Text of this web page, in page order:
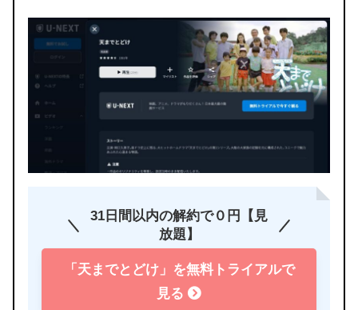
31日間以内の解約で０円【見
放題】
「天までとどけ」を無料トライアルで
見る